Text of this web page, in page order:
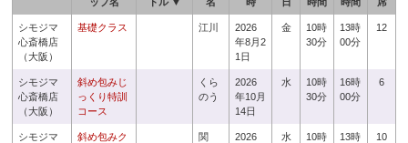
シモジマ
心斎橋店
（大阪）
基礎クラス 江川
2026
年8月2
1日
金
10時
30分
13時
00分
12
シモジマ
心斎橋店
（大阪）
斜め包みじ
っくり特訓
コース
くら
のう
2026
年10月
14日
水
10時
30分
16時
00分
6
シモジマ
斜め包みク
関
2026
水
10時
13時
10